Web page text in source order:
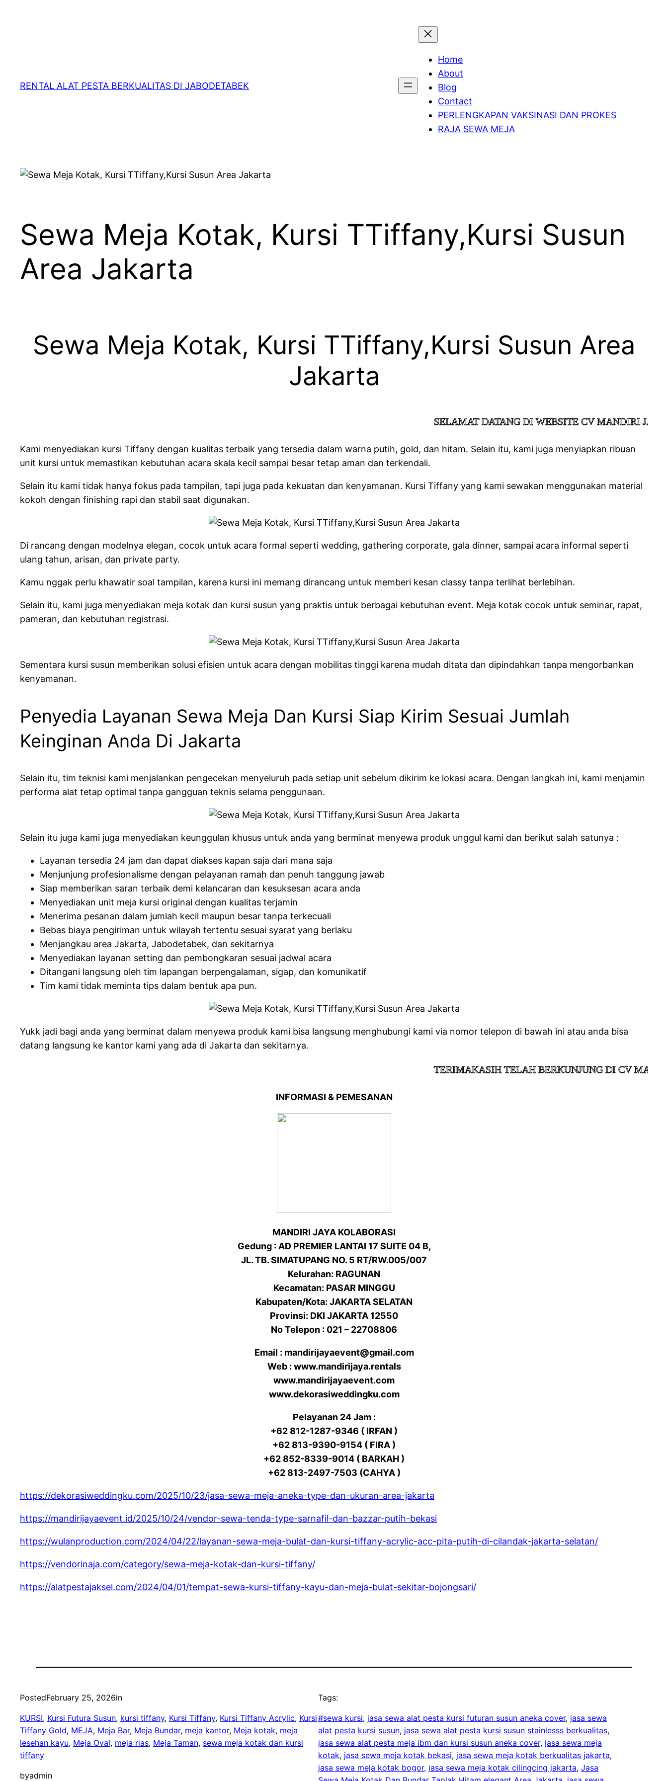
RENTAL ALAT PESTA BERKUALITAS DI JABODETABEK
Home
About
Blog
Contact
PERLENGKAPAN VAKSINASI DAN PROKES
RAJA SEWA MEJA
Sewa Meja Kotak, Kursi TTiffany,Kursi Susun
Area Jakarta
Sewa Meja Kotak, Kursi TTiffany,Kursi Susun Area
Jakarta
SELAMAT DATANG DI WEBSITE CV MANDIRI JAYA
Kami menyediakan kursi Tiffany dengan kualitas terbaik yang tersedia dalam warna putih, gold, dan hitam. Selain itu, kami juga menyiapkan ribuan
unit kursi untuk memastikan kebutuhan acara skala kecil sampai besar tetap aman dan terkendali.
Selain itu kami tidak hanya fokus pada tampilan, tapi juga pada kekuatan dan kenyamanan. Kursi Tiffany yang kami sewakan menggunakan material
kokoh dengan finishing rapi dan stabil saat digunakan.
Di rancang dengan modelnya elegan, cocok untuk acara formal seperti wedding, gathering corporate, gala dinner, sampai acara informal seperti
ulang tahun, arisan, dan private party.
Kamu nggak perlu khawatir soal tampilan, karena kursi ini memang dirancang untuk memberi kesan classy tanpa terlihat berlebihan.
Selain itu, kami juga menyediakan meja kotak dan kursi susun yang praktis untuk berbagai kebutuhan event. Meja kotak cocok untuk seminar, rapat,
pameran, dan kebutuhan registrasi.
Sementara kursi susun memberikan solusi efisien untuk acara dengan mobilitas tinggi karena mudah ditata dan dipindahkan tanpa mengorbankan
kenyamanan.
Penyedia Layanan Sewa Meja Dan Kursi Siap Kirim Sesuai Jumlah
Keinginan Anda Di Jakarta
Selain itu, tim teknisi kami menjalankan pengecekan menyeluruh pada setiap unit sebelum dikirim ke lokasi acara. Dengan langkah ini, kami menjamin
performa alat tetap optimal tanpa gangguan teknis selama penggunaan.
Selain itu juga kami juga menyediakan keunggulan khusus untuk anda yang berminat menyewa produk unggul kami dan berikut salah satunya :
Layanan tersedia 24 jam dan dapat diakses kapan saja dari mana saja
Menjunjung profesionalisme dengan pelayanan ramah dan penuh tanggung jawab
Siap memberikan saran terbaik demi kelancaran dan kesuksesan acara anda
Menyediakan unit meja kursi original dengan kualitas terjamin
Menerima pesanan dalam jumlah kecil maupun besar tanpa terkecuali
Bebas biaya pengiriman untuk wilayah tertentu sesuai syarat yang berlaku
Menjangkau area Jakarta, Jabodetabek, dan sekitarnya
Menyediakan layanan setting dan pembongkaran sesuai jadwal acara
Ditangani langsung oleh tim lapangan berpengalaman, sigap, dan komunikatif
Tim kami tidak meminta tips dalam bentuk apa pun.
Yukk jadi bagi anda yang berminat dalam menyewa produk kami bisa langsung menghubungi kami via nomor telepon di bawah ini atau anda bisa
datang langsung ke kantor kami yang ada di Jakarta dan sekitarnya.
TERIMAKASIH TELAH BERKUNJUNG DI CV MANDIRI
INFORMASI & PEMESANAN
MANDIRI JAYA KOLABORASI
Gedung : AD PREMIER LANTAI 17 SUITE 04 B,
JL. TB. SIMATUPANG NO. 5 RT/RW.005/007
Kelurahan: RAGUNAN
Kecamatan: PASAR MINGGU
Kabupaten/Kota: JAKARTA SELATAN
Provinsi: DKI JAKARTA 12550
No Telepon : 021 – 22708806
Email : mandirijayaevent@gmail.com
Web : www.mandirijaya.rentals
www.mandirijayaevent.com
www.dekorasiweddingku.com
Pelayanan 24 Jam :
+62 812-1287-9346 ( IRFAN )
+62 813-9390-9154 ( FIRA )
+62 852-8339-9014 ( BARKAH )
+62 813-2497-7503 (CAHYA )
https://dekorasiweddingku.com/2025/10/23/jasa-sewa-meja-aneka-type-dan-ukuran-area-jakarta
https://mandirijayaevent.id/2025/10/24/vendor-sewa-tenda-type-sarnafil-dan-bazzar-putih-bekasi
https://wulanproduction.com/2024/04/22/layanan-sewa-meja-bulat-dan-kursi-tiffany-acrylic-acc-pita-putih-di-cilandak-jakarta-selatan/
https://vendorinaja.com/category/sewa-meja-kotak-dan-kursi-tiffany/
https://alatpestajaksel.com/2024/04/01/tempat-sewa-kursi-tiffany-kayu-dan-meja-bulat-sekitar-bojongsari/
PostedFebruary 25, 2026in
KURSI, Kursi Futura Susun, kursi tiffany, Kursi Tiffany, Kursi Tiffany Acrylic, Kursi
Tiffany Gold, MEJA, Meja Bar, Meja Bundar, meja kantor, Meja kotak, meja
lesehan kayu, Meja Oval, meja rias, Meja Taman, sewa meja kotak dan kursi
tiffany
byadmin
Tags:
#sewa kursi, jasa sewa alat pesta kursi futuran susun aneka cover, jasa sewa
alat pesta kursi susun, jasa sewa alat pesta kursi susun stainlesss berkualitas
jasa sewa alat pesta meja ibm dan kursi susun aneka cover, jasa sewa meja
kotak, jasa sewa meja kotak bekasi, jasa sewa meja kotak berkualitas jakarta
jasa sewa meja kotak bogor, jasa sewa meja kotak cilingcing jakarta, Jasa